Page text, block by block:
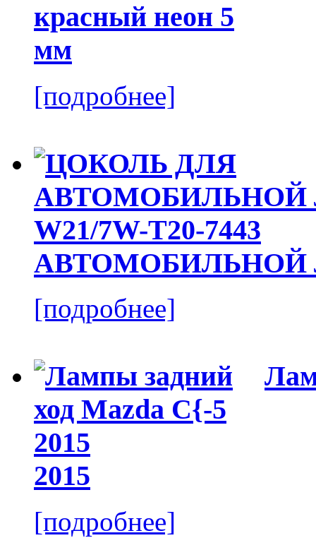
[подробнее]
АВТОМОБИЛЬНОЙ
[подробнее]
2015
[подробнее]